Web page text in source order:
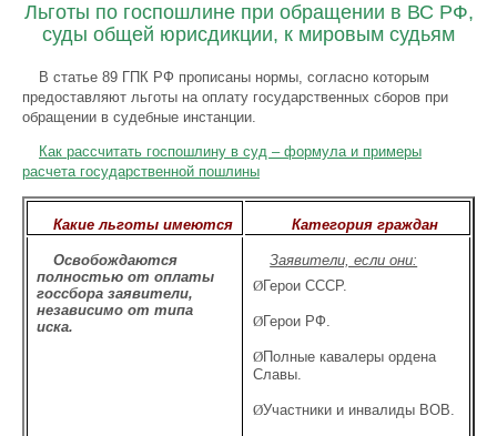
Льготы по госпошлине при обращении в ВС РФ,
суды общей юрисдикции, к мировым судьям
В статье 89 ГПК РФ прописаны нормы, согласно которым
предоставляют льготы на оплату государственных сборов при
обращении в судебные инстанции.
Как рассчитать госпошлину в суд – формула и примеры
расчета государственной пошлины
Какие льготы имеются Категория граждан
Освобождаются
полностью от оплаты
госсбора заявители,
независимо от типа
иска.
Заявители, если они:
ØГерои СССР.
ØГерои РФ.
ØПолные кавалеры ордена
Славы.
ØУчастники и инвалиды ВОВ.